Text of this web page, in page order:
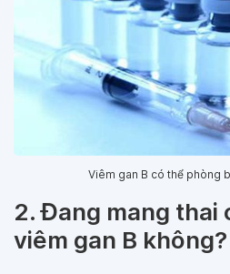
Viêm gan B có thể phòng
2. Đang mang thai
viêm gan B không?